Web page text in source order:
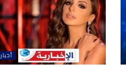
أخبار